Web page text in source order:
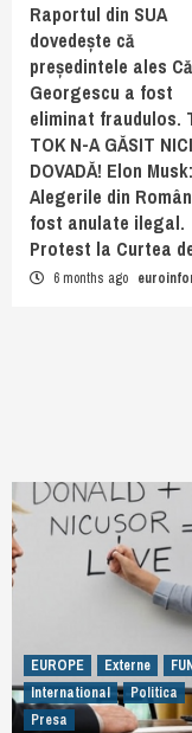
Raportul din SUA
dovedește că
președintele ales
Georgescu a fost
eliminat fraudulos.
TOK N-A GĂSIT
DOVADĂ! Elon Musk:
Alegerile din
fost anulate ilegal.
Protest la Curtea
6 months ago
EUROPE Externe
International
Politica
Presa